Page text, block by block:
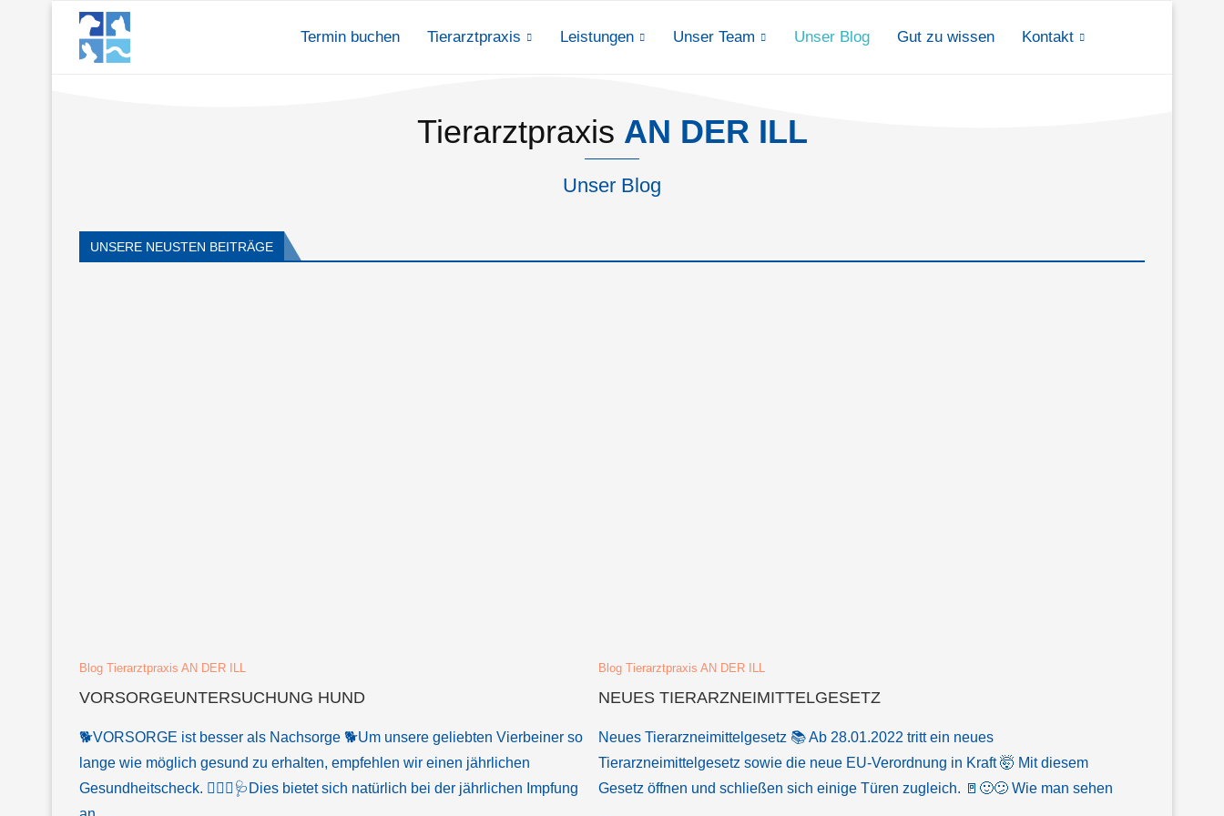
Termin buchen Tierarztpraxis Leistungen Unser Team Unser Blog Gut zu wissen Kontakt
Tierarztpraxis AN DER ILL
Unser Blog
UNSERE NEUSTEN BEITRÄGE
Blog Tierarztpraxis AN DER ILL
VORSORGEUNTERSUCHUNG HUND
🐕VORSORGE ist besser als Nachsorge 🐕Um unsere geliebten Vierbeiner so
lange wie möglich gesund zu erhalten, empfehlen wir einen jährlichen
Gesundheitscheck. 👩🏼‍⚕️🩺Dies bietet sich natürlich bei der jährlichen Impfung
Blog Tierarztpraxis AN DER ILL
NEUES TIERARZNEIMITTELGESETZ
Neues Tierarzneimittelgesetz 📚 Ab 28.01.2022 tritt ein neues
Tierarzneimittelgesetz sowie die neue EU-Verordnung in Kraft 🤯 Mit diesem
Gesetz öffnen und schließen sich einige Türen zugleich. 🚪🙂😕 Wie man sehen